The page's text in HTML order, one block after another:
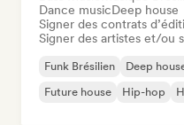
Dance musicDeep house
Signer des contrats
Signer des artistes et/ou
Funk Brésilien Deep
Future house
Hip-hop